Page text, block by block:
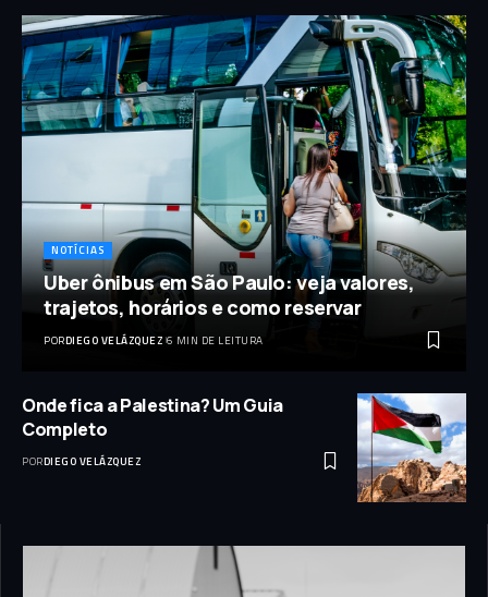
NOTÍCIAS
Uber ônibus em São Paulo: veja valores,
trajetos, horários e como reservar
PORDIEGO VELÁZQUEZ 6 MIN DE LEITURA
Onde fica a Palestina? Um Guia
Completo
PORDIEGO VELÁZQUEZ